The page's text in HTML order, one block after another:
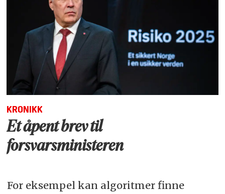
KRONIKK
Et åpent brev til
forsvarsministeren
For eksempel kan algoritmer finne